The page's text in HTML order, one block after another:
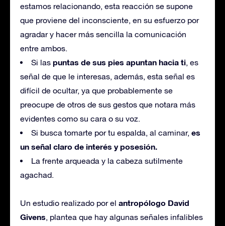
estamos relacionando, esta reacción se supone
que proviene del inconsciente, en su esfuerzo por
agradar y hacer más sencilla la comunicación
entre ambos.
Si las puntas de sus pies apuntan hacia ti, es
señal de que le interesas, además, esta señal es
difícil de ocultar, ya que probablemente se
preocupe de otros de sus gestos que notara más
evidentes como su cara o su voz.
Si busca tomarte por tu espalda, al caminar, es
un señal claro de interés y posesión.
La frente arqueada y la cabeza sutilmente
agachad.
Un estudio realizado por el antropólogo David
Givens, plantea que hay algunas señales infalibles